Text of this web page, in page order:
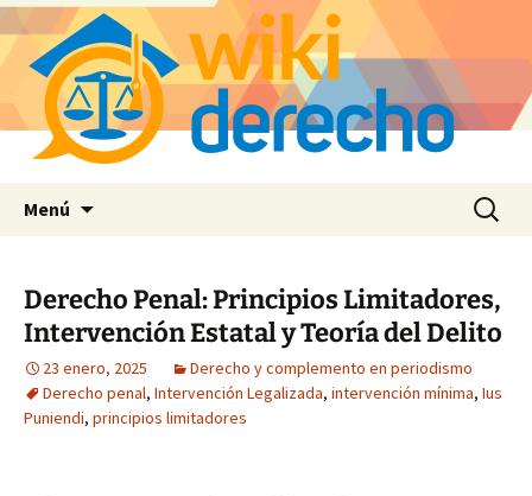
Menú Buscar:
Derecho Penal: Principios Limitadores,
Intervención Estatal y Teoría del Delito
23 enero, 2025
Derecho y complemento en periodismo
Derecho penal, Intervención Legalizada, intervención mínima, Ius
Puniendi, principios limitadores